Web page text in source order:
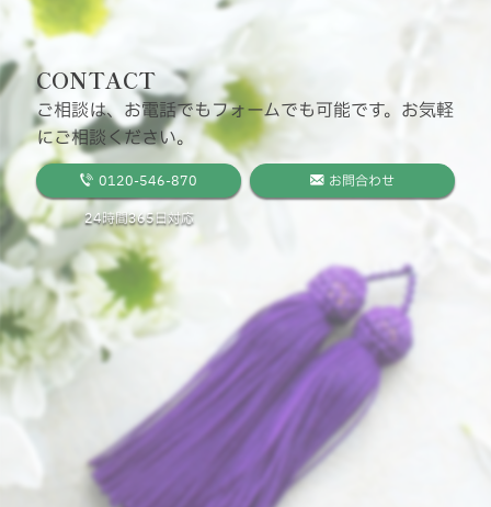
CONTACT
ご相談は、お電話でもフォームでも可能です。お気軽
にご相談ください。
0120-546-870
24時間365日対応
お問合わせ